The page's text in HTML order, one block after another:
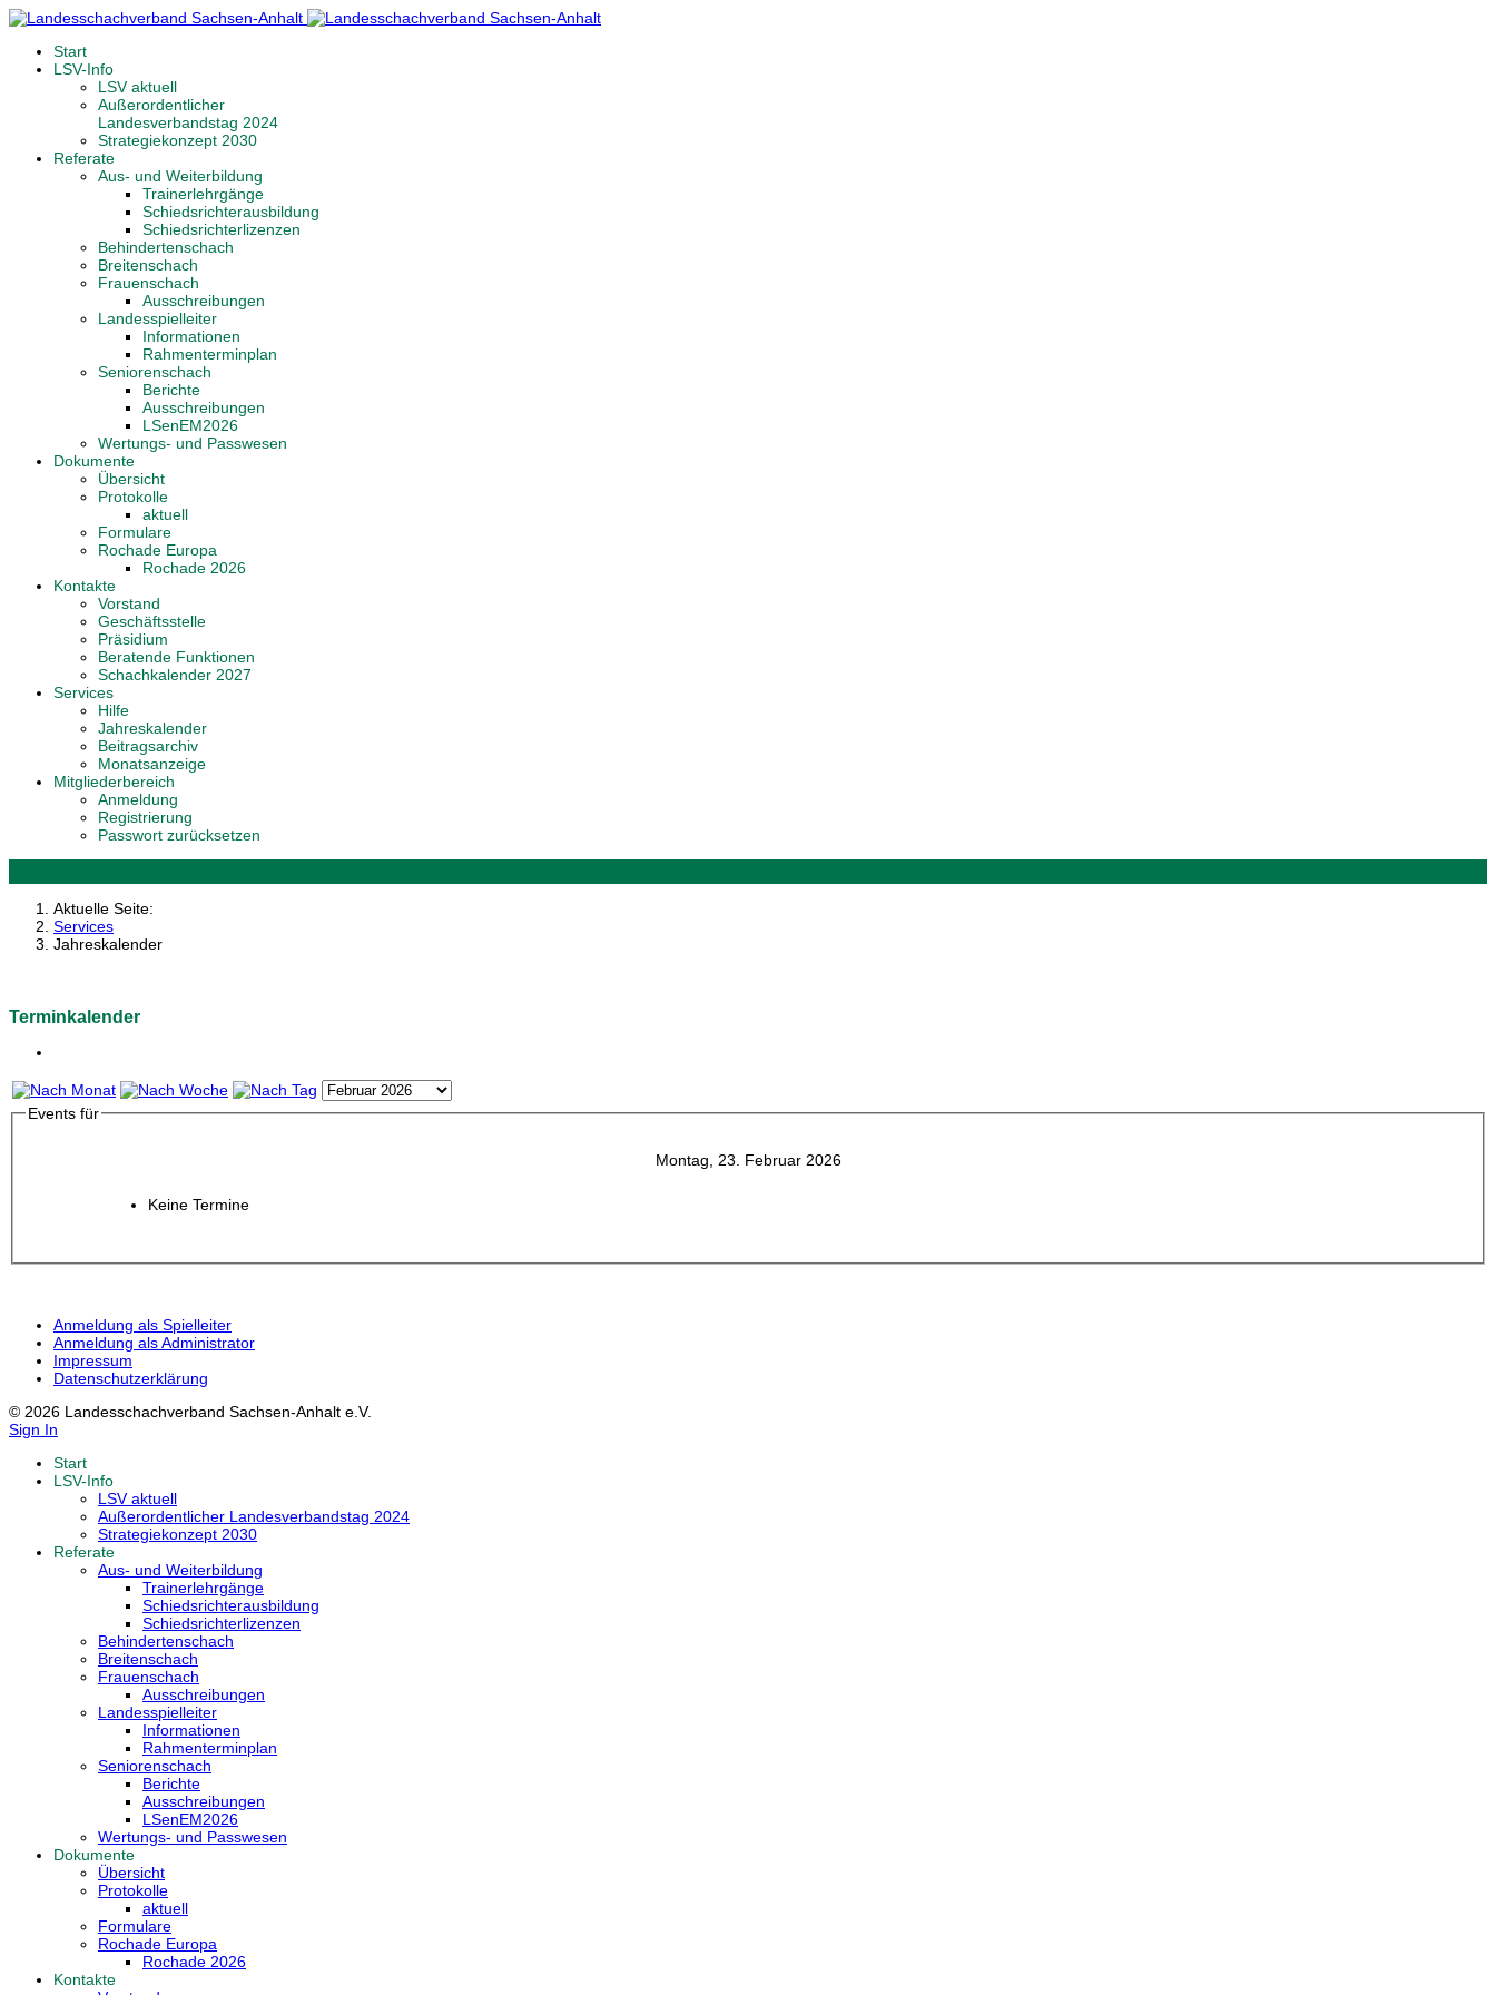
Start
LSV-Info
LSV aktuell
Außerordentlicher
Landesverbandstag 2024
Strategiekonzept 2030
Referate
Aus- und Weiterbildung
Trainerlehrgänge
Schiedsrichterausbildung
Schiedsrichterlizenzen
Behindertenschach
Breitenschach
Frauenschach
Ausschreibungen
Landesspielleiter
Informationen
Rahmenterminplan
Seniorenschach
Berichte
Ausschreibungen
LSenEM2026
Wertungs- und Passwesen
Dokumente
Übersicht
Protokolle
aktuell
Formulare
Rochade Europa
Rochade 2026
Kontakte
Vorstand
Geschäftsstelle
Präsidium
Beratende Funktionen
Schachkalender 2027
Services
Hilfe
Jahreskalender
Beitragsarchiv
Monatsanzeige
Mitgliederbereich
Anmeldung
Registrierung
Passwort zurücksetzen
Aktuelle Seite:
Services
Jahreskalender
Terminkalender
Events für
Montag, 23. Februar 2026
Keine Termine
Anmeldung als Spielleiter
Anmeldung als Administrator
Impressum
Datenschutzerklärung
© 2026 Landesschachverband Sachsen-Anhalt e.V.
Sign In
Start
LSV-Info
LSV aktuell
Außerordentlicher Landesverbandstag 2024
Strategiekonzept 2030
Referate
Aus- und Weiterbildung
Trainerlehrgänge
Schiedsrichterausbildung
Schiedsrichterlizenzen
Behindertenschach
Breitenschach
Frauenschach
Ausschreibungen
Landesspielleiter
Informationen
Rahmenterminplan
Seniorenschach
Berichte
Ausschreibungen
LSenEM2026
Wertungs- und Passwesen
Dokumente
Übersicht
Protokolle
aktuell
Formulare
Rochade Europa
Rochade 2026
Kontakte